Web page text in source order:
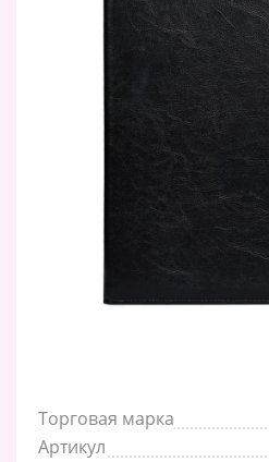
Торговая марка
Артикул